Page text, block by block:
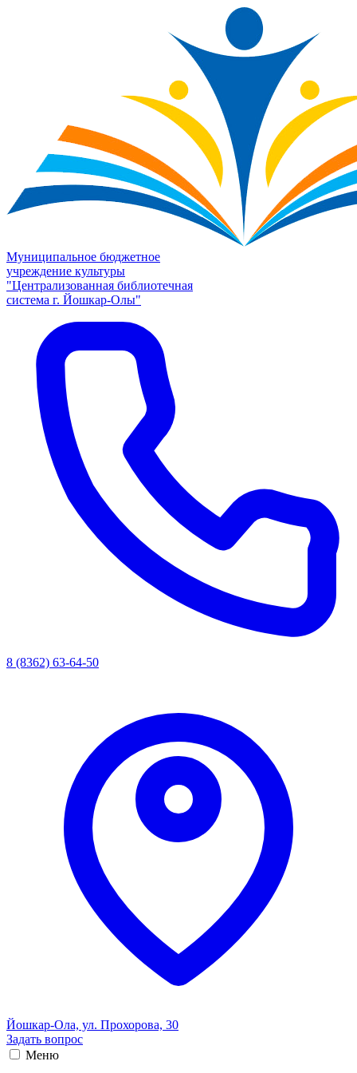
Муниципальное бюджетное
учреждение культуры
"Централизованная библиотечная
система г. Йошкар-Олы"
8 (8362) 63-64-50
Йошкар-Ола, ул. Прохорова, 30
Задать вопрос
Меню